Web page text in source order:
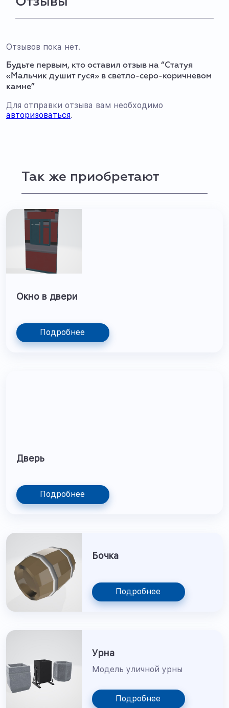
Отзывов пока нет.
Будьте первым, кто оставил отзыв на “Статуя
«Мальчик душит гуся» в светло-серо-коричневом
камне”
Для отправки отзыва вам необходимо
авторизоваться.
Так же приобретают
Окно в двери
Подробнее
Дверь
Подробнее
Бочка
Подробнее
Урна
Модель уличной урны
Подробнее